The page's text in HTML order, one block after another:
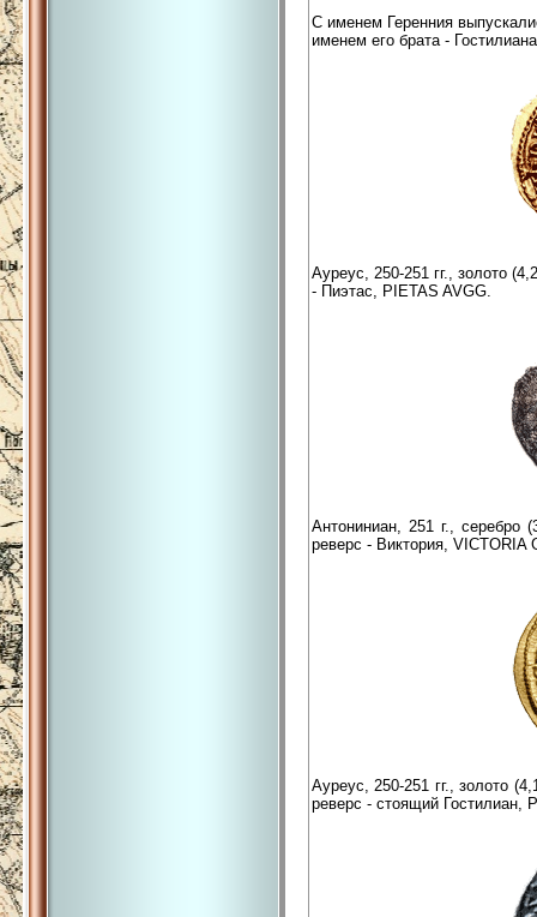
С именем Геренния
именем его брата -
Ауреус, 250-251 гг., золото
- Пиэтас, PIETAS AVGG.
Антониниан, 251 г., серебро
реверс - Виктория, VICTORIA
Ауреус, 250-251 гг., золото
реверс - стоящий Гостилиан,